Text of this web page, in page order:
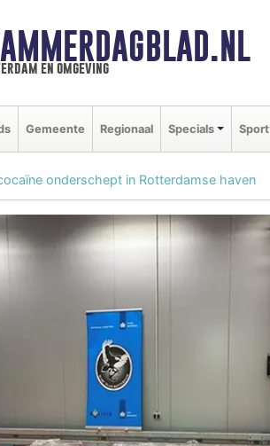
en omgeving
Gemeente Regionaal Specials Sport
onderschept in Rotterdamse haven